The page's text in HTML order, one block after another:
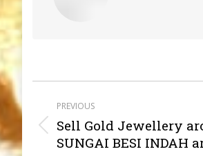
navigation
PREVIOUS
Previous
post:
Sell Gold Jewellery
SUNGAI BESI INDAH